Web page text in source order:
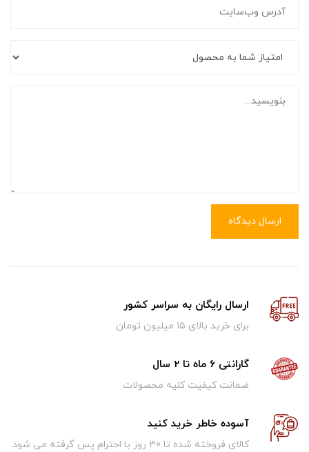
ارسال دیدگاه
ارسال رایگان به سراسر کشور
برای خرید بالای ۱5 میلیون تومان
گارانتی 6 ماه تا 2 سال
ضمانت کیفیت کلیه محصولات
آسوده خاطر خرید کنید
کالای فروخته شده تا 30 روز با احترام پس گرفته می شود.